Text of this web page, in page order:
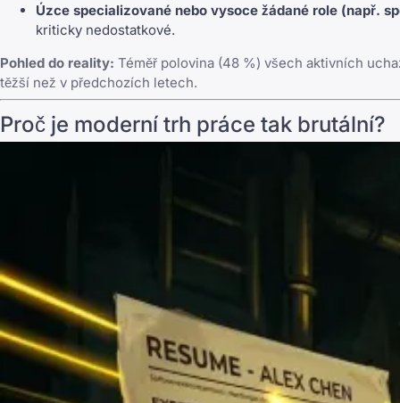
Úzce specializované nebo vysoce žádané role (např.
kriticky nedostatkové.
Pohled do reality: Téměř polovina (48 %) všech aktivních
těžší než v předchozích letech.
Proč je moderní trh práce tak brutální?